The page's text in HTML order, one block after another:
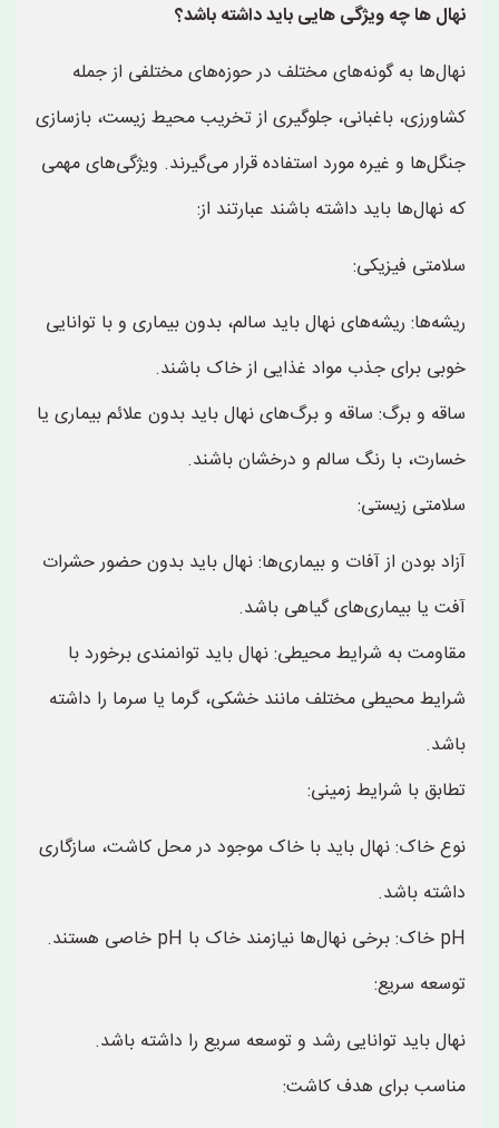
نهال ها چه ویژگی هایی باید داشته باشد؟
نهال‌ها به گونه‌های مختلف در حوزه‌های مختلفی از جمله
کشاورزی، باغبانی، جلوگیری از تخریب محیط زیست، بازسازی
جنگل‌ها و غیره مورد استفاده قرار می‌گیرند. ویژگی‌های مهمی
که نهال‌ها باید داشته باشند عبارتند از:
سلامتی فیزیکی:
ریشه‌ها: ریشه‌های نهال باید سالم، بدون بیماری و با توانایی
خوبی برای جذب مواد غذایی از خاک باشند.
ساقه و برگ: ساقه و برگ‌های نهال باید بدون علائم بیماری یا
خسارت، با رنگ سالم و درخشان باشند.
سلامتی زیستی:
آزاد بودن از آفات و بیماری‌ها: نهال باید بدون حضور حشرات
آفت یا بیماری‌های گیاهی باشد.
مقاومت به شرایط محیطی: نهال باید توانمندی برخورد با
شرایط محیطی مختلف مانند خشکی، گرما یا سرما را داشته
باشد.
تطابق با شرایط زمینی:
نوع خاک: نهال باید با خاک موجود در محل کاشت، سازگاری
داشته باشد.
pH خاک: برخی نهال‌ها نیازمند خاک با pH خاصی هستند.
توسعه سریع:
نهال باید توانایی رشد و توسعه سریع را داشته باشد.
مناسب برای هدف کاشت: